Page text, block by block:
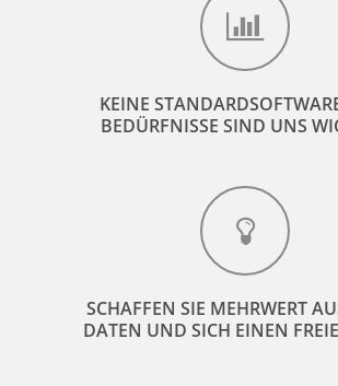
KEINE
BEDÜRFNISSE SIND UNS
SCHAFFEN SIE MEHRWERT
DATEN UND SICH EINEN